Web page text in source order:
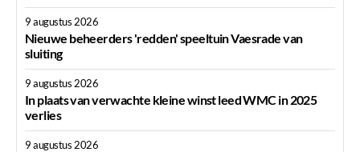
9 augustus 2026
Nieuwe beheerders 'redden' speeltuin Vaesrade van
sluiting
9 augustus 2026
In plaats van verwachte kleine winst leed WMC in 2025
verlies
9 augustus 2026